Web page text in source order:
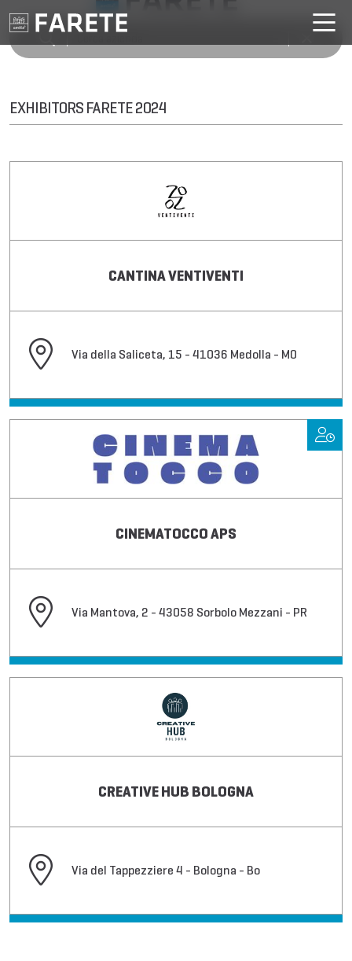
EXHIBITORS FARETE 2024
CANTINA VENTIVENTI
Via della Saliceta, 15 - 41036 Medolla - MO
CINEMATOCCO APS
Via Mantova, 2 - 43058 Sorbolo Mezzani - PR
CREATIVE HUB BOLOGNA
Via del Tappezziere 4 - Bologna - Bo